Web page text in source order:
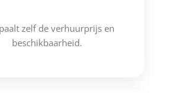
zelf de verhuurprijs en
beschikbaarheid.